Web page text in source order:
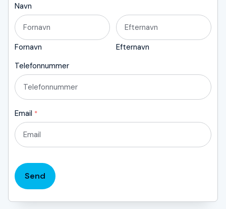
Navn
Fornavn
Efternavn
Telefonnummer
Email *
Send